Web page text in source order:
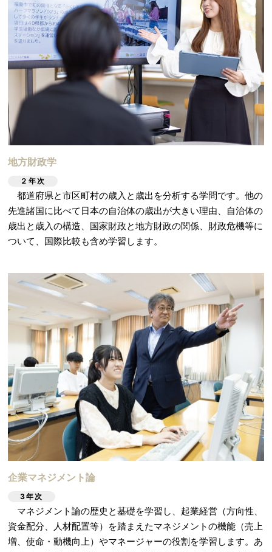
地方財政学
２年次
都道府県と市区町村の歳入と歳出を分析する学問です。他の
先進諸国に比べて日本の自治体の歳出が大きい理由、自治体の
歳出と歳入の構造、国家財政と地方財政の関係、財政危機等に
ついて、国際比較も含め学習します。
企業マネジメント論
3年次
マネジメント論の歴史と基礎を学習し、起業経営（方向性、
資金配分、人材配置等）を踏まえたマネジメントの機能（売上
増、使命・動機向上）やマネージャーの役割を学習します。あ